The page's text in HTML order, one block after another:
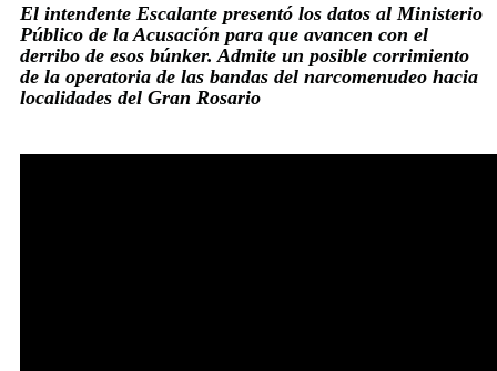
El intendente Escalante presentó los datos al Ministerio
Público de la Acusación para que avancen con el
derribo de esos búnker. Admite un posible corrimiento
de la operatoria de las bandas del narcomenudeo hacia
localidades del Gran Rosario